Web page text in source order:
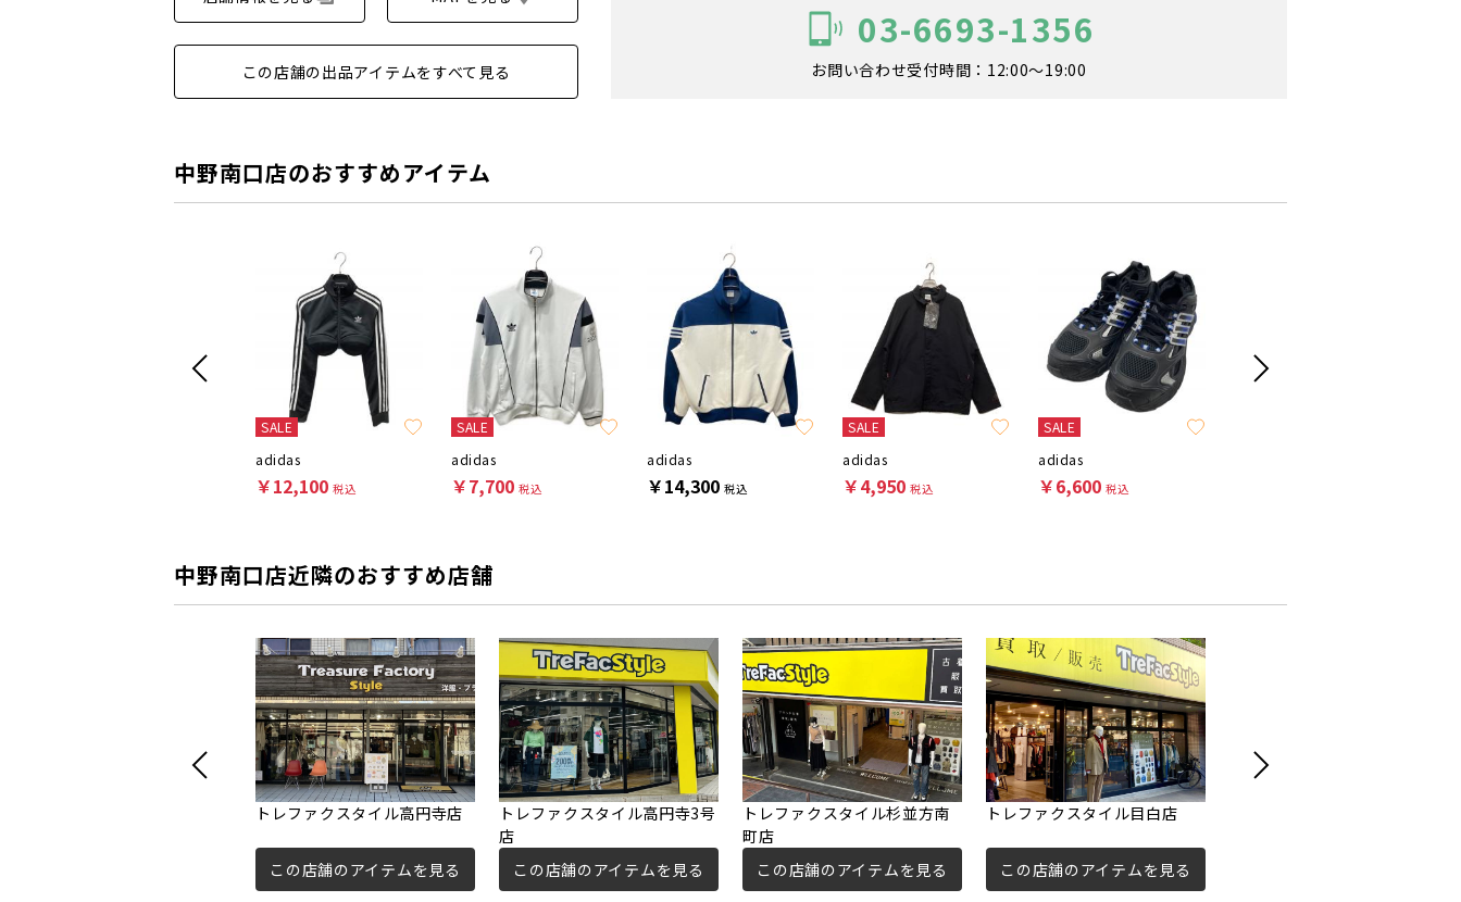
この店舗の出品アイテムをすべて見る
03-6693-1356
お問い合わせ受付時間：12:00～19:00
中野南口店のおすすめアイテム
SALE
adidas
￥12,100 税込
SALE
adidas
￥7,700 税込
adidas
￥14,300 税込
SALE
adidas
￥4,950 税込
SALE
adidas
￥6,600 税込
中野南口店近隣のおすすめ店舗
トレファクスタイル高円寺店
この店舗のアイテムを見る
トレファクスタイル高円寺3号
店
この店舗のアイテムを見る
トレファクスタイル杉並方南
町店
この店舗のアイテムを見る
トレファクスタイル目白店
この店舗のアイテムを見る